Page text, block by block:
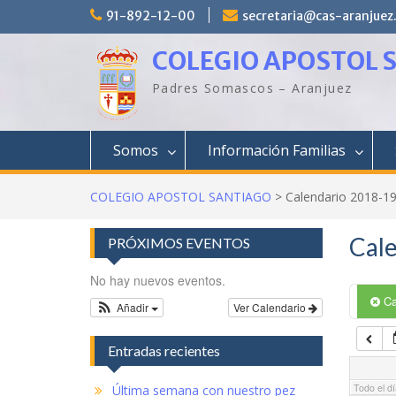
91-892-12-00 secretaria@cas-
COLEGIO APOSTOL
Padres Somascos – Aranjuez
Somos Información Familias
COLEGIO APOSTOL SANTIAGO > Calendario 2018-19
Todo el
01:00
04:00
05:00
06:00
07:00
PRÓXIMOS EVENTOS
No hay nuevos eventos.
Ver Calendario
Añadir
Entradas recientes
Última semana con nuestro pez